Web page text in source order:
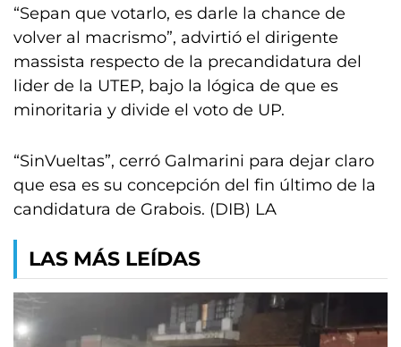
“Sepan que votarlo, es darle la chance de
volver al macrismo”, advirtió el dirigente
massista respecto de la precandidatura del
lider de la UTEP, bajo la lógica de que es
minoritaria y divide el voto de UP.
“SinVueltas”, cerró Galmarini para dejar claro
que esa es su concepción del fin último de la
candidatura de Grabois. (DIB) LA
LAS MÁS LEÍDAS